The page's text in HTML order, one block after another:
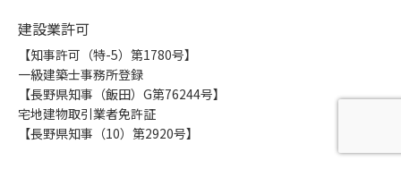
建設業許可
【知事許可（特-5）第1780号】
一級建築士事務所登録
【長野県知事（飯田）G第76244号】
宅地建物取引業者免許証
【長野県知事（10）第2920号】